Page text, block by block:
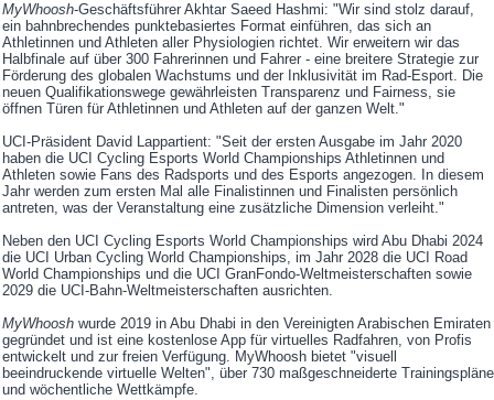
MyWhoosh-Geschäftsführer Akhtar Saeed Hashmi: "Wir sind stolz darauf,
ein bahnbrechendes punktebasiertes Format einführen, das sich an
Athletinnen und Athleten aller Physiologien richtet. Wir erweitern wir das
Halbfinale auf über 300 Fahrerinnen und Fahrer - eine breitere Strategie zur
Förderung des globalen Wachstums und der Inklusivität im Rad-Esport. Die
neuen Qualifikationswege gewährleisten Transparenz und Fairness, sie
öffnen Türen für Athletinnen und Athleten auf der ganzen Welt."
UCI-Präsident David Lappartient: "Seit der ersten Ausgabe im Jahr 2020
haben die UCI Cycling Esports World Championships Athletinnen und
Athleten sowie Fans des Radsports und des Esports angezogen. In diesem
Jahr werden zum ersten Mal alle Finalistinnen und Finalisten persönlich
antreten, was der Veranstaltung eine zusätzliche Dimension verleiht."
Neben den UCI Cycling Esports World Championships wird Abu Dhabi 2024
die UCI Urban Cycling World Championships, im Jahr 2028 die UCI Road
World Championships und die UCI GranFondo-Weltmeisterschaften sowie
2029 die UCI-Bahn-Weltmeisterschaften ausrichten.
MyWhoosh wurde 2019 in Abu Dhabi in den Vereinigten Arabischen Emiraten
gegründet und ist eine kostenlose App für virtuelles Radfahren, von Profis
entwickelt und zur freien Verfügung. MyWhoosh bietet "visuell
beeindruckende virtuelle Welten", über 730 maßgeschneiderte Trainingspläne
und wöchentliche Wettkämpfe.